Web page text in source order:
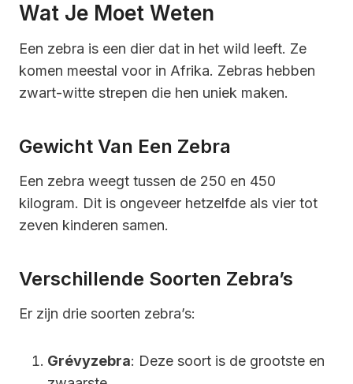
Wat Je Moet Weten
Een zebra is een dier dat in het wild leeft. Ze
komen meestal voor in Afrika. Zebras hebben
zwart-witte strepen die hen uniek maken.
Gewicht Van Een Zebra
Een zebra weegt tussen de 250 en 450
kilogram. Dit is ongeveer hetzelfde als vier tot
zeven kinderen samen.
Verschillende Soorten Zebra’s
Er zijn drie soorten zebra’s:
Grévyzebra: Deze soort is de grootste en